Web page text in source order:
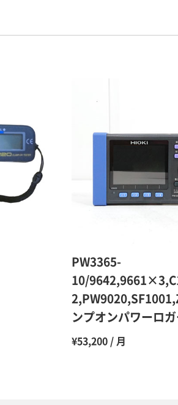
6ヶ
9ヶ
10ヶ
11ヶ
PW3365-
10/
ンプオンパワーロガ
¥53,200 / 月